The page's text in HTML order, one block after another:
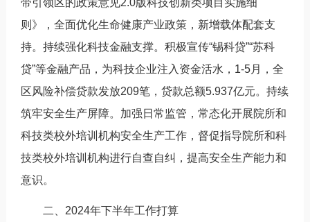
带引领区的政策意见2.0版科技创新类项目实施细
则》，全面优化生命健康产业政策，新增载体配套支
持。持续强化科技金融支撑。积极宣传“锡科贷”“苏科
贷”等金融产品，为科技企业注入资金活水，1-5月，全
区风险补偿贷款发放209笔，贷款总额5.937亿元。持续
筑牢安全生产屏障。加强日常监管，常态化开展院所和
科技类校外培训机构安全生产工作，督促指导院所和科
技类校外培训机构进行自查自纠，提高安全生产能力和
意识。
二、2024年下半年工作打算